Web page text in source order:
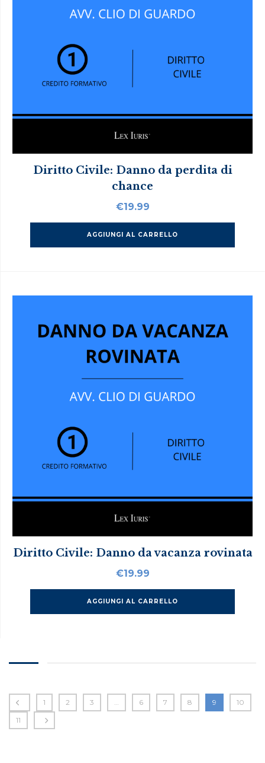
Diritto Civile: Danno da perdita di
chance
€19.99
AGGIUNGI AL CARRELLO
Diritto Civile: Danno da vacanza rovinata
€19.99
AGGIUNGI AL CARRELLO
1 2 3 … 6 7 8 9
10
11